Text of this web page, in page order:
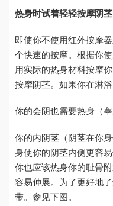
热身时试着轻轻按摩阴
即使你不使用红外按摩
个快速的按摩。根据你
用实际的热身材料按摩
按摩阴茎。如果你在淋
你的会阴也需要热身（
你的内阴茎（阴茎在你
身使你的阴茎内侧更容
你也应该热身你的耻骨
容易伸展。为了更好地
带。参见下图。